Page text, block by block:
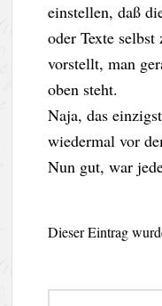
einstellen, daß
oder Texte
vorstellt, man
oben steht.
Naja, das
wiedermal vor
Nun gut, war
Dieser Eintrag